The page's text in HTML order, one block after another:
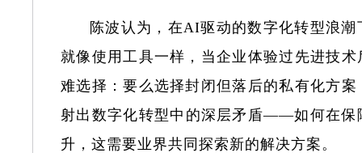
陈波认为，在AI驱动的数字化转型浪
就像使用工具一样，当企业体验过先进技
难选择：要么选择封闭但落后的私有化方
射出数字化转型中的深层矛盾——如何在保
升，这需要业界共同探索新的解决方案。